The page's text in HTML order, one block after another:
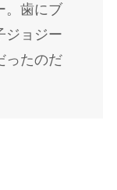
。歯にブ
ジョジー
ったのだ